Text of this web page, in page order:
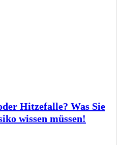
Hitzefalle? Was Sie
wissen müssen!